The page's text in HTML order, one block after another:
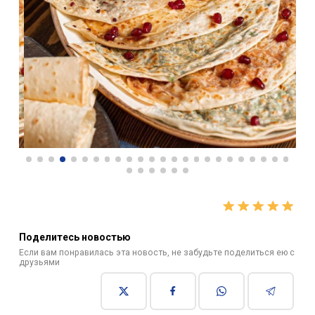
Поделитесь новостью
Если вам понравилась эта новость, не забудьте поделиться ею с
друзьями